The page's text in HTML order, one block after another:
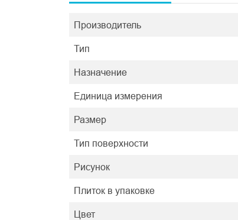
Производитель
Тип
Назначение
Единица измерения
Размер
Тип поверхности
Рисунок
Плиток в упаковке
Цвет